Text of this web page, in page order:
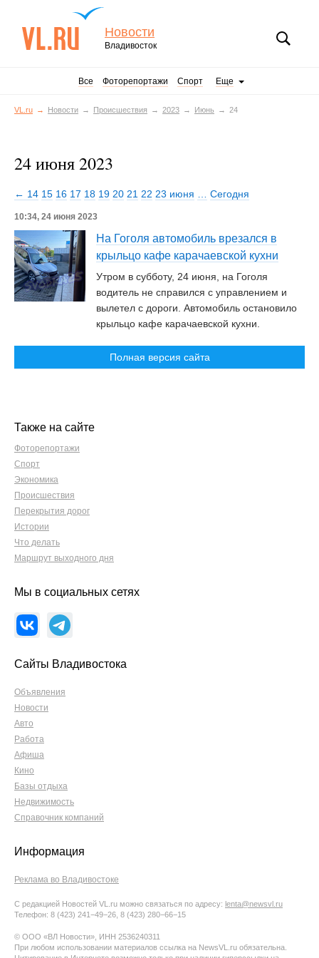
Новости
Владивосток
Все Фоторепортажи Спорт Еще
VL.ru Новости Происшествия 2023 Июнь 24
24 июня 2023
← 14 15 16 17 18 19 20 21 22 23 июня Сегодня
10:34, 24 июня 2023
На Гоголя автомобиль врезался в
крыльцо кафе карачаевской кухни
Утром в субботу, 24 июня, на Гоголя
водитель не справился с управлением и
вылетел с дороги. Автомобиль остановило
крыльцо кафе карачаевской кухни.
Полная версия сайта
Также на сайте
Фоторепортажи
Спорт
Экономика
Происшествия
Перекрытия дорог
Истории
Что делать
Маршрут выходного дня
Мы в социальных сетях
Сайты Владивостока
Объявления
Новости
Авто
Работа
Афиша
Кино
Базы отдыха
Недвижимость
Справочник компаний
Информация
Реклама во Владивостоке
С редакцией Новостей VL.ru можно связаться по адресу: lenta@newsvl.ru
Телефон: 8 (423) 241−49−26, 8 (423) 280−66−15
© ООО «ВЛ Новости», ИНН 2536240311
При любом использовании материалов ссылка на NewsVL.ru обязательна.